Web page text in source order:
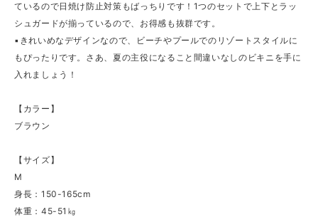
ているので日焼け防止対策もばっちりです！1つのセットで上下とラッ
シュガードが揃っているので、お得感も抜群です。
▪きれいめなデザインなので、ビーチやプールでのリゾートスタイルに
もぴったりです。さあ、夏の主役になること間違いなしのビキニを手に
入れましょう！
【カラー】
ブラウン
【サイズ】
M
身長：150-165cm
体重：45-51㎏